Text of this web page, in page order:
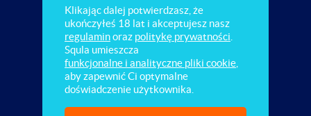
Klikając dalej potwierdzasz, że
ukończyłeś 18 lat i akceptujesz nasz
regulaminoraz politykę prywatności
Squla umieszcza
funkcjonalne i analityczne pliki cookie
aby zapewnić Ci optymalne
doświadczenie użytkownika.